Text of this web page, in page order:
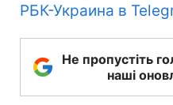
РБК-Украина в
Не пропустіть
наші